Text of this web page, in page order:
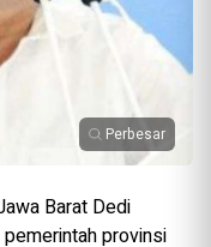
Perbesar
Barat Dedi
provinsi